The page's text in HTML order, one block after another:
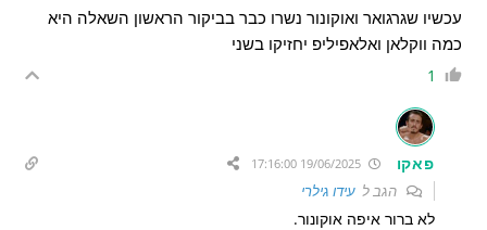
עכשיו שגרגואר ואוקונור נשרו כבר בביקור הראשון השאלה היא
כמה ווקלאן ואלאפיליפ יחזיקו בשני
1
פאקו 19/06/2025 17:16:00
הגב לעידו גילרי
לא ברור איפה אוקונור.